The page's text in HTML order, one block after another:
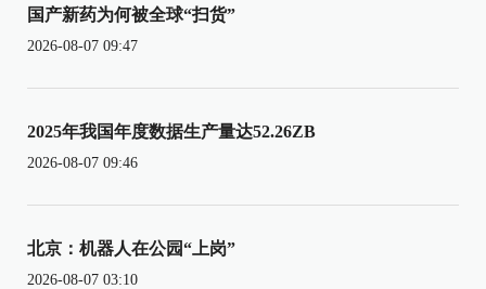
国产新药为何被全球“扫货”
2026-08-07 09:47
2025年我国年度数据生产量达52.26ZB
2026-08-07 09:46
北京：机器人在公园“上岗”
2026-08-07 03:10